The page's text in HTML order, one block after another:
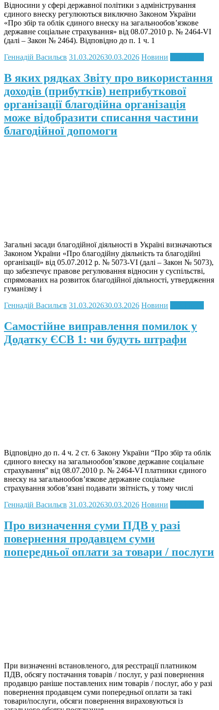
Відносини у сфері державної політики з адміністрування
єдиного внеску регулюються виключно Законом України
«Про збір та облік єдиного внеску на загальнообов’язкове
державне соціальне страхування» від 08.07.2010 р. № 2464-VI
(далі – Закон № 2464). Відповідно до п. 1 ч. 1
Геннадій Васильєв 31.03.202630.03.2026 Новини
В яких рядках Звіту про використання
доходів (прибутків) неприбуткової
організації благодійна організація
може відобразити списання частини
благодійної допомоги
Загальні засади благодійної діяльності в Україні визначаються
Законом України «Про благодійну діяльність та благодійні
організації» від 05.07.2012 р. № 5073-VI (далі – Закон № 5073),
що забезпечує правове регулювання відносин у суспільстві,
спрямованих на розвиток благодійної діяльності, утвердження
гуманізму і
Геннадій Васильєв 31.03.202630.03.2026 Новини
Самостійне виправлення помилок у
Додатку ЄСВ 1: чи будуть штрафи
Відповідно до п. 4 ч. 2 ст. 6 Закону України “Про збір та облік
єдиного внеску на загальнообов’язкове державне соціальне
страхування” від 08.07.2010 р. № 2464-VІ платники єдиного
внеску на загальнообов’язкове державне соціальне
страхування зобов’язані подавати звітність, у тому числі
Геннадій Васильєв 31.03.202630.03.2026 Новини
Про визначення суми ПДВ у разі
повернення продавцем суми
попередньої оплати за товари / послуги
При визначенні встановленого, для реєстрації платником
ПДВ, обсягу постачання товарів / послуг, у разі повернення
продавцю раніше поставлених ним товарів / послуг, або у разі
повернення продавцем суми попередньої оплати за такі
товари/послуги, обсяги повернення вираховуються із